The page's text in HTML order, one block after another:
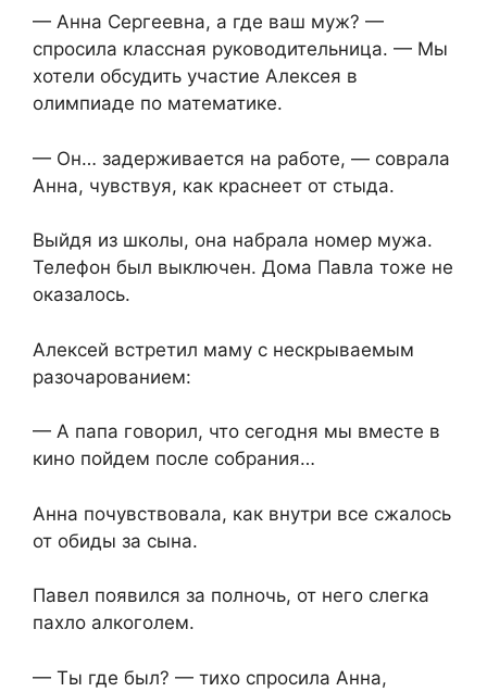
— Анна Сергеевна, а где ваш муж? —
спросила классная руководительница. — Мы
хотели обсудить участие Алексея в
олимпиаде по математике.
— Он… задерживается на работе, — соврала
Анна, чувствуя, как краснеет от стыда.
Выйдя из школы, она набрала номер мужа.
Телефон был выключен. Дома Павла тоже не
оказалось.
Алексей встретил маму с нескрываемым
разочарованием:
— А папа говорил, что сегодня мы вместе в
кино пойдем после собрания…
Анна почувствовала, как внутри все сжалось
от обиды за сына.
Павел появился за полночь, от него слегка
пахло алкоголем.
— Ты где был? — тихо спросила Анна,